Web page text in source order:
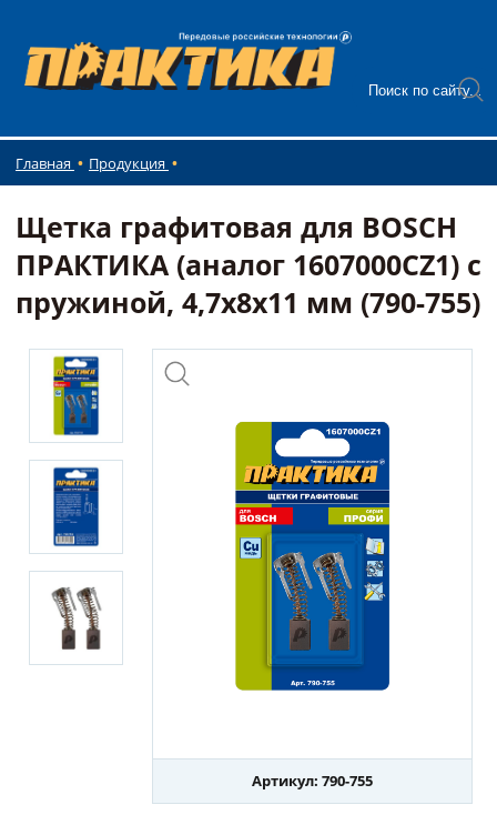
Главная Продукция
Щетка графитовая для BOSCH
ПРАКТИКА (аналог 1607000CZ1) с
пружиной, 4,7x8x11 мм (790-755)
Артикул: 790-755